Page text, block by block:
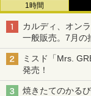
1時間
カルディ、オン
一般販売。7月の
ミスド「Mrs.
発売！
焼きたてのかる